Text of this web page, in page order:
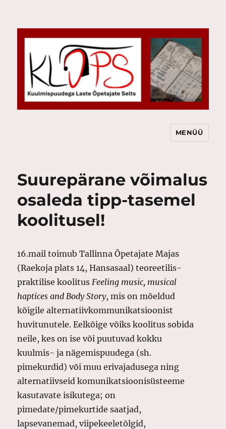
MENÜÜ
Suurepärane võimalus
osaleda tipp-tasemel
koolitusel!
16.mail toimub Tallinna Õpetajate Majas
(Raekoja plats 14, Hansasaal) teoreetilis-
praktilise koolitus Feeling music, musical
haptices and Body Story, mis on mõeldud
kõigile alternatiivkommunikatsioonist
huvitunutele. Eelkõige võiks koolitus sobida
neile, kes on ise või puutuvad kokku
kuulmis- ja nägemispuudega (sh.
pimekurdid) või muu erivajadusega ning
alternatiivseid komunikatsioonisüsteeme
kasutavate isikutega; on
pimedate/pimekurtide saatjad,
lapsevanemad, viipekeeletõlgid,